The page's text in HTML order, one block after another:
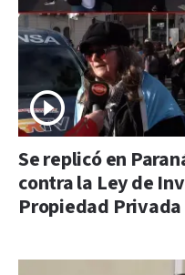
Se replicó en
contra la Ley de
Propiedad Privada